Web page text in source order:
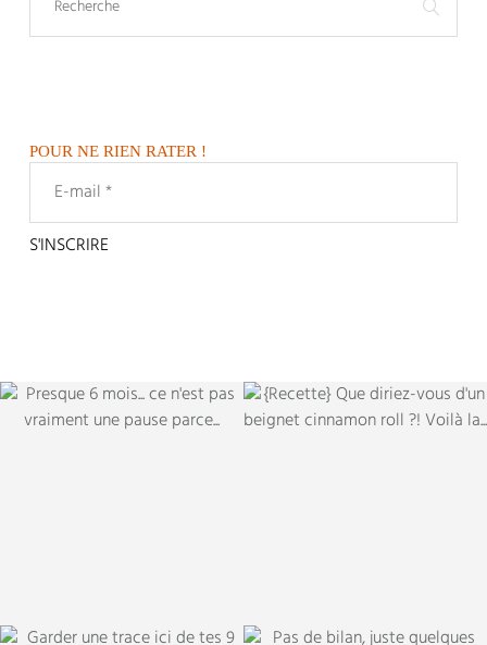
POUR NE RIEN RATER !